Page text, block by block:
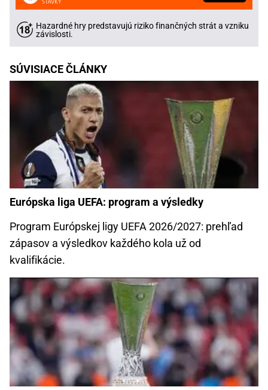
Hazardné hry predstavujú riziko finančných strát a vzniku
závislosti.
SÚVISIACE ČLÁNKY
Európska liga UEFA: program a výsledky
Program Európskej ligy UEFA 2026/2027: prehľad
zápasov a výsledkov každého kola už od
kvalifikácie.